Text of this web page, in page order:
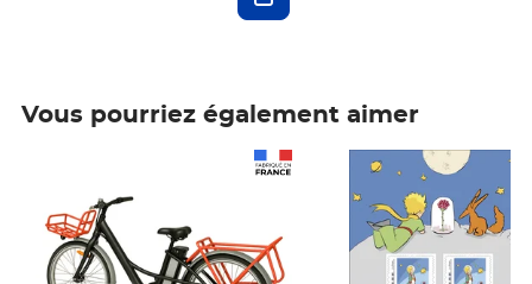
Vous pourriez également aimer
Prix 7,50€